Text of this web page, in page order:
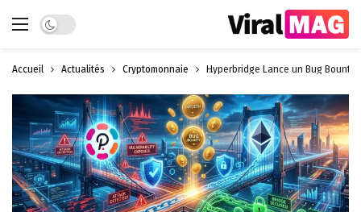
Dark mode
Accueil Actualités Cryptomonnaie Hyperbridge Lance un Bug Bounty